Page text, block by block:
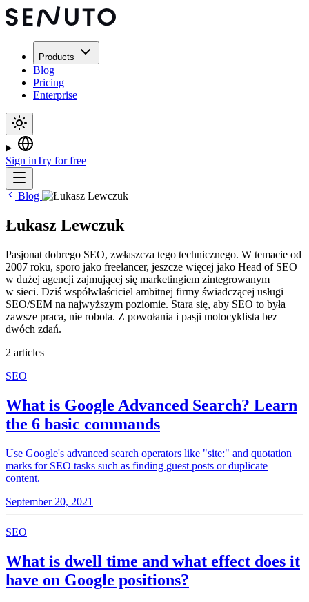
Products
Blog
Pricing
Enterprise
Sign inTry for free
Blog
Łukasz Lewczuk
Pasjonat dobrego SEO, zwłaszcza tego technicznego. W temacie od
2007 roku, sporo jako freelancer, jeszcze więcej jako Head of SEO
w dużej agencji zajmującej się marketingiem zintegrowanym
w sieci. Dziś współwłaściciel ambitnej firmy świadczącej usługi
SEO/SEM na najwyższym poziomie. Stara się, aby SEO to była
zawsze praca, nie robota. Z powołania i pasji motocyklista bez
dwóch zdań.
2 articles
SEO
What is Google Advanced Search? Learn
the 6 basic commands
Use Google's advanced search operators like "site:" and quotation
marks for SEO tasks such as finding guest posts or duplicate
content.
September 20, 2021
SEO
What is dwell time and what effect does it
have on Google positions?